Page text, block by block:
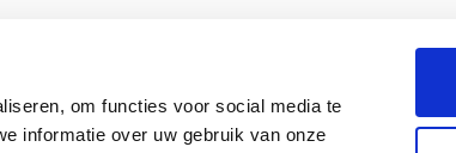
om functies voor social media te
informatie over uw gebruik van onze